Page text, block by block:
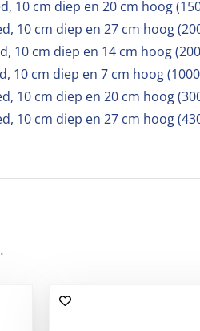
10 cm diep en 20 cm hoog
10 cm diep en 27 cm hoog
10 cm diep en 14 cm hoog
10 cm diep en 7 cm hoog
10 cm diep en 20 cm hoog
10 cm diep en 27 cm hoog